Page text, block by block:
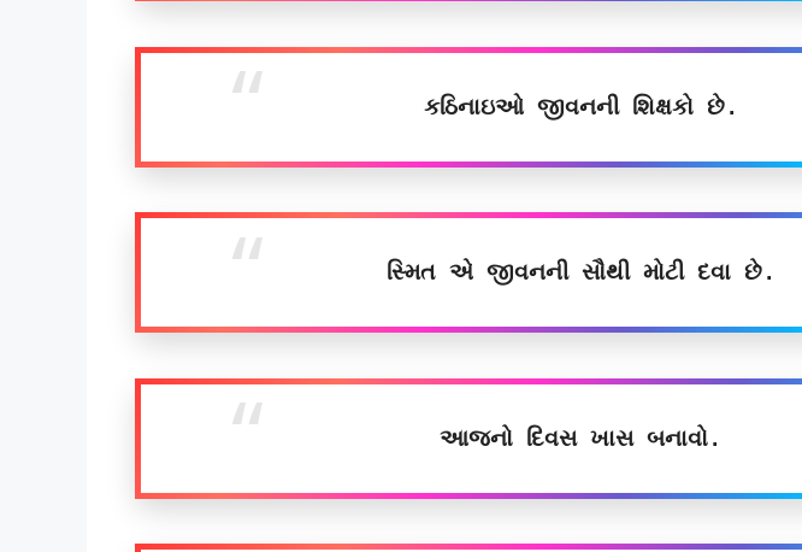
કઠિનાઇઓ જીવનની શિક્ષકો છે.
સ્મિત એ જીવનની સૌથી મોટી દવા છે.
આજનો દિવસ ખાસ બનાવો.